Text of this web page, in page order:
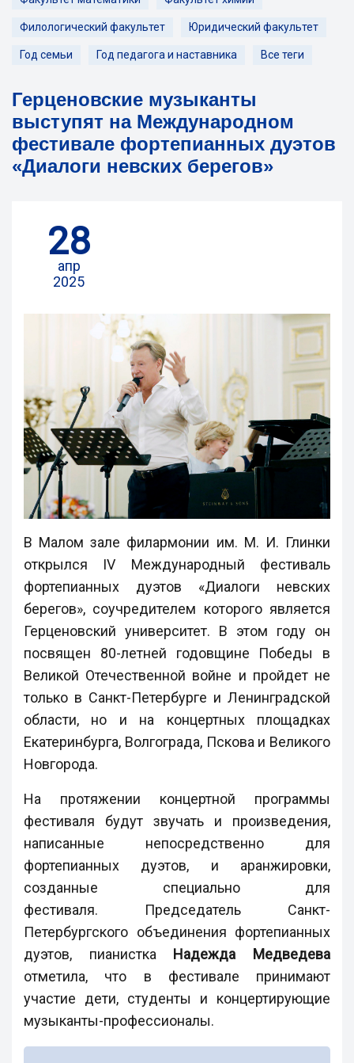
Филологический факультет Юридический факультет
Год семьи Год педагога и наставника Все теги
Герценовские музыканты
выступят на Международном
фестивале фортепианных дуэтов
«Диалоги невских берегов»
28
апр
2025
В Малом зале филармонии им. М. И. Глинки
открылся IV Международный фестиваль
фортепианных дуэтов «Диалоги невских
берегов», соучредителем которого является
Герценовский университет. В этом году он
посвящен 80-летней годовщине Победы в
Великой Отечественной войне и пройдет не
только в Санкт-Петербурге и Ленинградской
области, но и на концертных площадках
Екатеринбурга, Волгограда, Пскова и Великого
Новгорода.
На протяжении концертной программы
фестиваля будут звучать и произведения,
написанные непосредственно для
фортепианных дуэтов, и аранжировки,
созданные специально для
фестиваля. Председатель Санкт-
Петербургского объединения фортепианных
дуэтов, пианистка Надежда Медведева
отметила, что в фестивале принимают
участие дети, студенты и концертирующие
музыканты-профессионалы.